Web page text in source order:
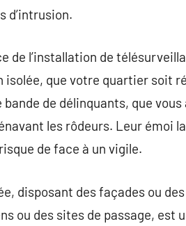
d’intrusion.
de l’installation de
isolée, que votre quartier soit
bande de délinquants, que
les rôdeurs. Leur émoi
de face à un vigile.
disposant des façades ou
ou des sites de passage,